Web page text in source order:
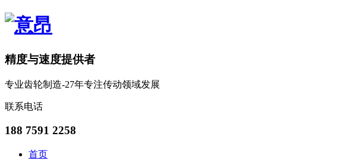
精度与速度提供者
专业齿轮制造-27年专注传动领域发展
联系电话
188 7591 2258
首页